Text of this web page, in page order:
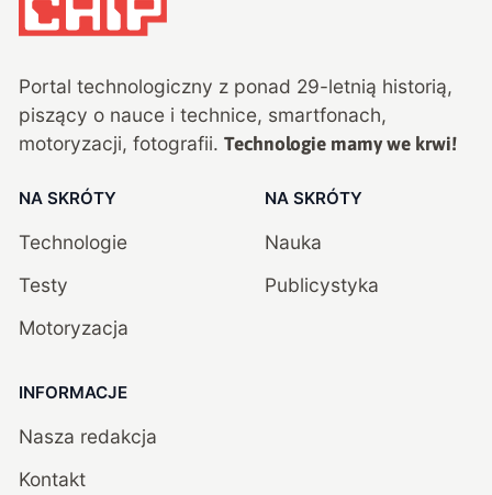
Portal technologiczny z ponad 29-letnią historią,
piszący o nauce i technice, smartfonach,
motoryzacji, fotografii. Technologie mamy we krwi!
NA SKRÓTY
Technologie
Testy
Motoryzacja
NA SKRÓTY
Nauka
Publicystyka
INFORMACJE
Nasza redakcja
Kontakt